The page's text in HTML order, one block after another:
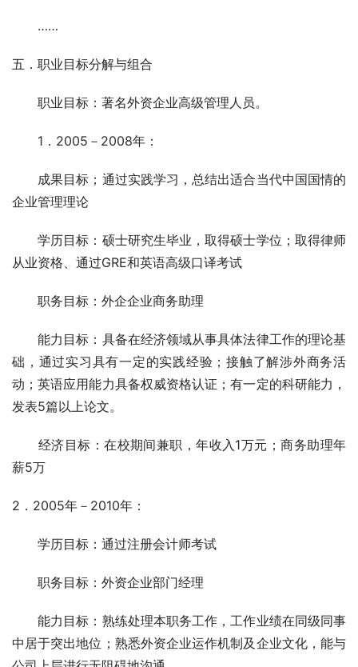
……
五．职业目标分解与组合
职业目标：著名外资企业高级管理人员。
1．2005－2008年：
成果目标；通过实践学习，总结出适合当代中国国情的
企业管理理论
学历目标：硕士研究生毕业，取得硕士学位；取得律师
从业资格、通过GRE和英语高级口译考试
职务目标：外企企业商务助理
能力目标：具备在经济领域从事具体法律工作的理论基
础，通过实习具有一定的实践经验；接触了解涉外商务活
动；英语应用能力具备权威资格认证；有一定的科研能力，
发表5篇以上论文。
经济目标：在校期间兼职，年收入1万元；商务助理年
薪5万
2．2005年－2010年：
学历目标：通过注册会计师考试
职务目标：外资企业部门经理
能力目标：熟练处理本职务工作，工作业绩在同级同事
中居于突出地位；熟悉外资企业运作机制及企业文化，能与